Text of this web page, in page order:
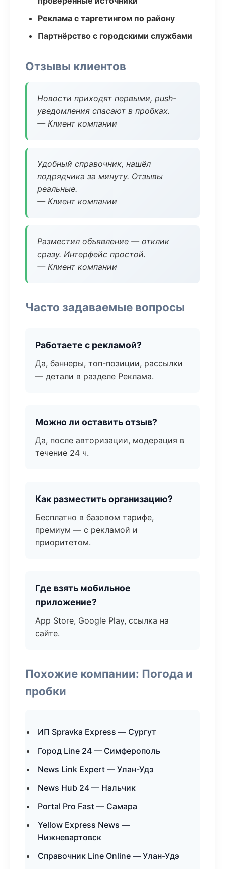
Реклама с таргетингом по району
Партнёрство с городскими службами
Отзывы клиентов
Новости приходят первыми, push-
уведомления спасают в пробках.
— Клиент компании
Удобный справочник, нашёл
подрядчика за минуту. Отзывы
реальные.
— Клиент компании
Разместил объявление — отклик
сразу. Интерфейс простой.
— Клиент компании
Часто задаваемые вопросы
Работаете с рекламой?
Да, баннеры, топ-позиции, рассылки
— детали в разделе Реклама.
Можно ли оставить отзыв?
Да, после авторизации, модерация в
течение 24 ч.
Как разместить организацию?
Бесплатно в базовом тарифе,
премиум — с рекламой и
приоритетом.
Где взять мобильное
приложение?
App Store, Google Play, ссылка на
сайте.
Похожие компании: Погода и
пробки
ИП Spravka Express — Сургут
Город Line 24 — Симферополь
News Link Expert — Улан-Удэ
News Hub 24 — Нальчик
Portal Pro Fast — Самара
Yellow Express News —
Нижневартовск
Справочник Line Online — Улан-Удэ